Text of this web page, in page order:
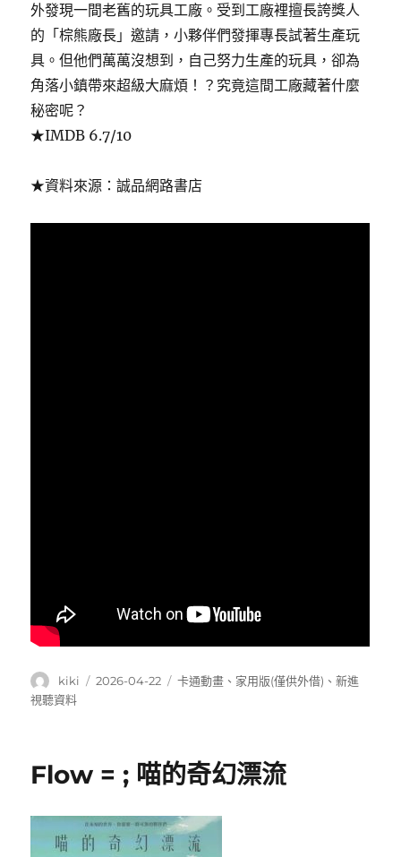
外發現一間老舊的玩具工廠。受到工廠裡擅長誇獎人
的「棕熊廠長」邀請，小夥伴們發揮專長試著生產玩
具。但他們萬萬沒想到，自己努力生產的玩具，卻為
角落小鎮帶來超級大麻煩！？究竟這間工廠藏著什麼
秘密呢？
★IMDB 6.7/10
★資料來源：誠品網路書店
作
者
kiki
發
2026-04-22
分
卡通動畫 、 家用版(僅供外借) 、新進
視聽資料
Flow = ; 喵的奇幻漂流